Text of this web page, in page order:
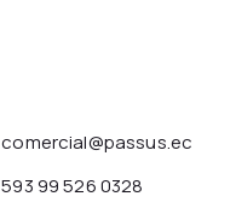
comercial@passus.ec
593 99 526 0328